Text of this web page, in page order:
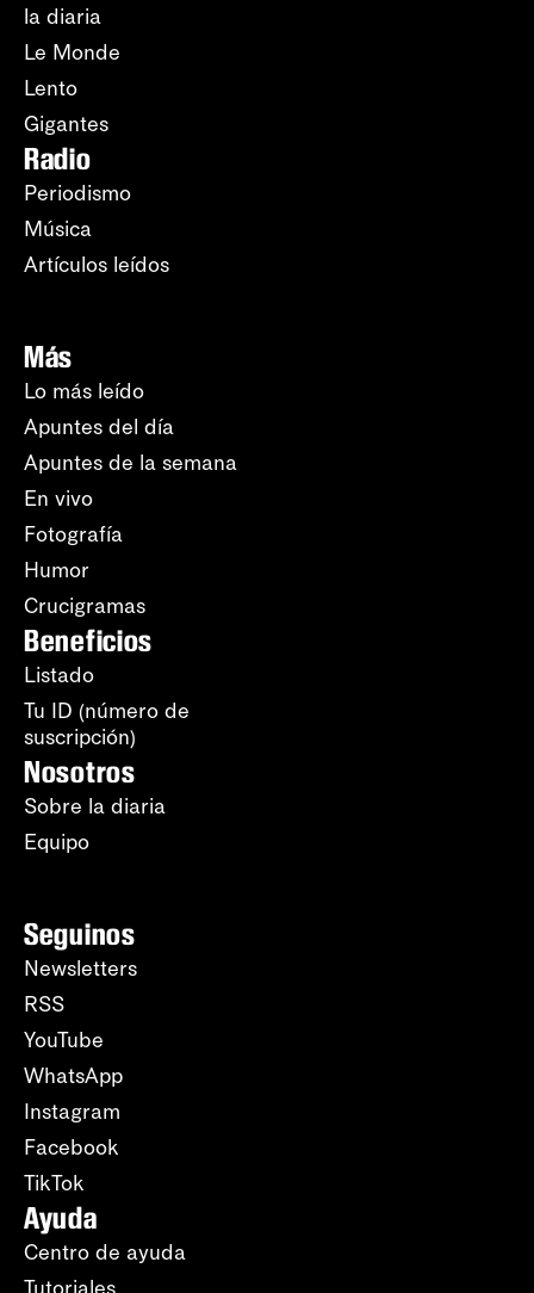
la diaria
Le Monde
Lento
Gigantes
Radio
Periodismo
Música
Artículos leídos
Más
Lo más leído
Apuntes del día
Apuntes de la semana
En vivo
Fotografía
Humor
Crucigramas
Beneficios
Listado
Tu ID (número de
suscripción)
Nosotros
Sobre la diaria
Equipo
Seguinos
Newsletters
RSS
YouTube
WhatsApp
Instagram
Facebook
TikTok
Ayuda
Centro de ayuda